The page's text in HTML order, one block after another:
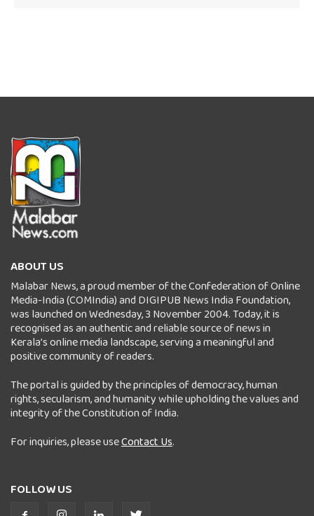
ABOUT US
Malabar News, a proud member of the Confederation of Online
Media-India (COMIndia) and DIGIPUB News India Foundation,
was launched on Wednesday, 3 November 2004. Today, it is
recognised as an authentic and reliable source of news in
Kerala’s online media landscape, serving a meaningful and
positive community of readers.
The portal is guided by the principles of democracy, human
rights, secularism, and humanity while upholding the values and
integrity of the Constitution of India.
For inquiries, please useContact Us.
FOLLOW US